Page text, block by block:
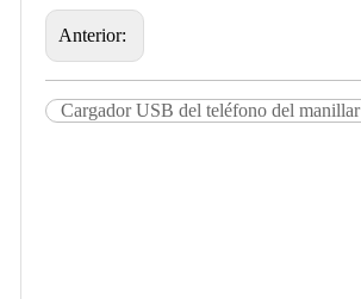
Anterior:
Cargador USB del teléfono del manillar